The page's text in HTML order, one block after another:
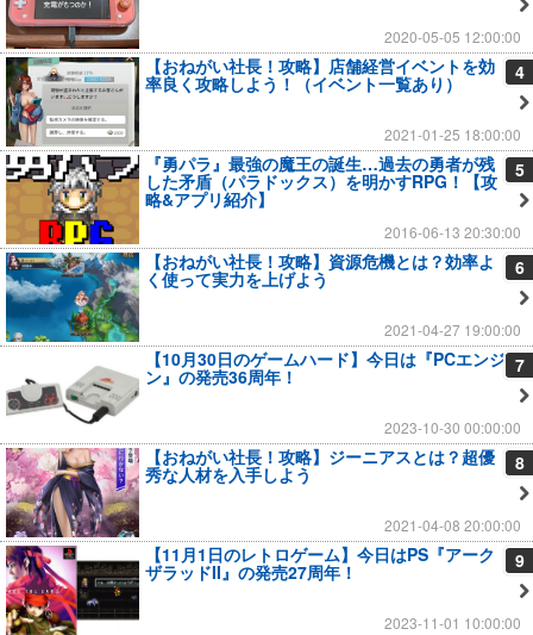
2020-05-05 12:00:00
4
【おねがい社長！攻略】店舗経営イベントを効
率良く攻略しよう！（イベント一覧あり）
2021-01-25 18:00:00
5
『勇パラ』最強の魔王の誕生…過去の勇者が残
した矛盾（パラドックス）を明かすRPG！【攻
略&アプリ紹介】
2016-06-13 20:30:00
6
【おねがい社長！攻略】資源危機とは？効率よ
く使って実力を上げよう
2021-04-27 19:00:00
7
【10月30日のゲームハード】今日は『PCエンジ
ン』の発売36周年！
2023-10-30 00:00:00
8
【おねがい社長！攻略】ジーニアスとは？超優
秀な人材を入手しよう
2021-04-08 20:00:00
9
【11月1日のレトロゲーム】今日はPS『アーク
ザラッドII』の発売27周年！
2023-11-01 10:00:00